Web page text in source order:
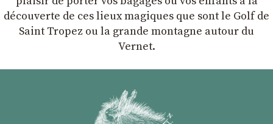
découverte de ces lieux magiques que sont le Golf de
Saint Tropez ou la grande montagne autour du
Vernet.